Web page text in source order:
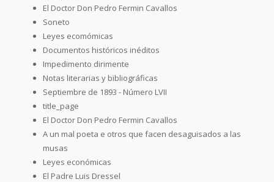
El Doctor Don Pedro Fermin Cavallos
Soneto
Leyes ecomómicas
Documentos históricos inéditos
Impedimento dirimente
Notas literarias y bibliográficas
Septiembre de 1893 - Número LVII
title_page
El Doctor Don Pedro Fermin Cavallos
A un mal poeta e otros que facen desaguisados a las
musas
Leyes económicas
El Padre Luis Dressel